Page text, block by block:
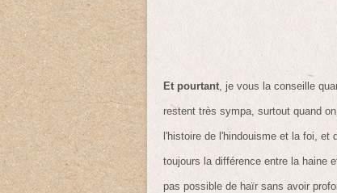
Et pourtant, je vous la conseille
restent très sympa, surtout quand
l'histoire de l'hindouisme et la foi, et
toujours la différence entre la haine
pas possible de haïr sans avoir